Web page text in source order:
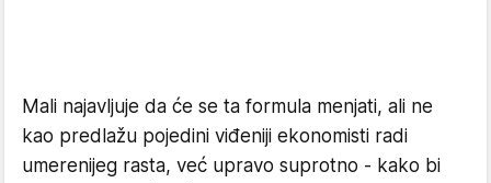
Mali najavljuje da će se ta formula menjati, ali ne
kao predlažu pojedini viđeniji ekonomisti radi
umerenijeg rasta, već upravo suprotno - kako bi